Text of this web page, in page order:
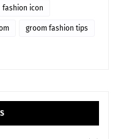
fashion icon
groom fashion tips